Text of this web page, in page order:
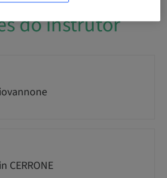
do instrutor
CERRONE